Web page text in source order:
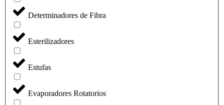
Determinadores de Fibra
Esterilizadores
Estufas
Evaporadores Rotatorios